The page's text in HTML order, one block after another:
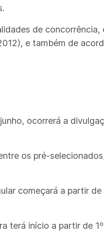
de
e também de
ocorrerá a
os pré-
começará a partir
terá início a partir de